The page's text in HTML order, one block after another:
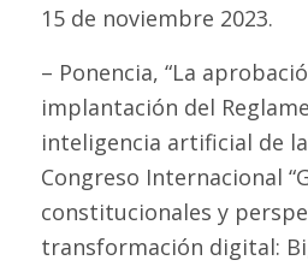
15 de noviembre 2023.
– Ponencia, “La
implantación del
inteligencia artificial de
Congreso Internacional
constitucionales y
transformación digital: